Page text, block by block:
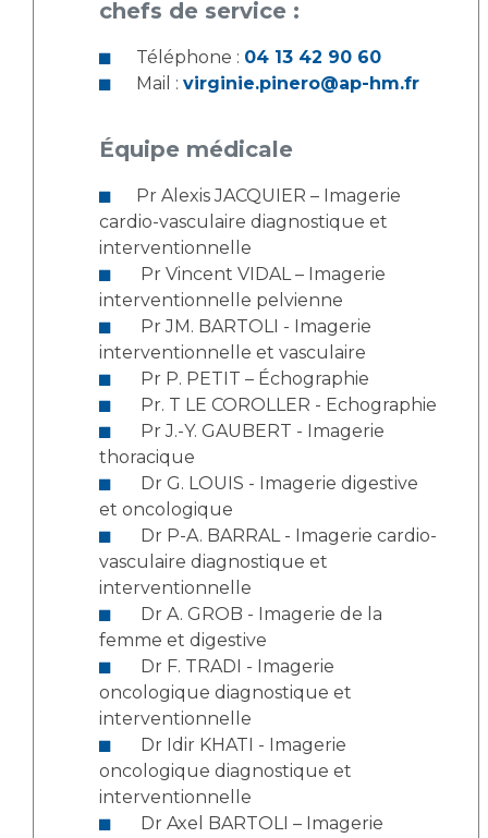
Cancer
Médecine nucléaire
Maternité Hôpital Nord
Vos représentants
La Commission Des Usagers (CDU)
Les Comités Locaux des Usagers
Le projet des usagers
Qualité
Nos indicateurs qualité et de sécurité des soins
Protection des données
Sécurité
Adresser un examen au Laboratoire d'Infectiologie
Centres de référence Maladies Rares
Presse / Multimédia
Communiqués de presse
Dossiers de presse
Médiathèque
Fournisseurs
Rôles et missions
Liste des marchés conclus
Documents utiles
chefs de service :
Téléphone : 04 13 42 90 60
Mail : virginie.pinero@ap-hm.fr
Équipe médicale
Pr Alexis JACQUIER – Imagerie
cardio-vasculaire diagnostique et
interventionnelle
interventionnelle pelvienne
interventionnelle et vasculaire
Pr P. PETIT – Échographie
Pr. T LE COROLLER - Echographie
thoracique
et oncologique
vasculaire diagnostique et
interventionnelle
femme et digestive
oncologique diagnostique et
interventionnelle
oncologique diagnostique et
interventionnelle